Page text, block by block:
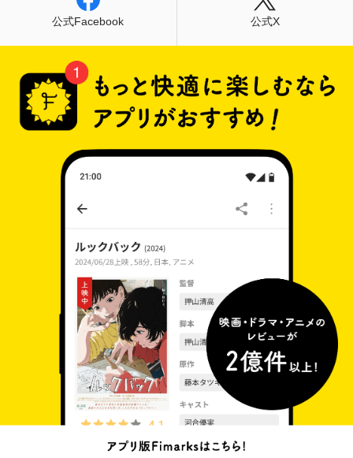
公式Facebook 公式X